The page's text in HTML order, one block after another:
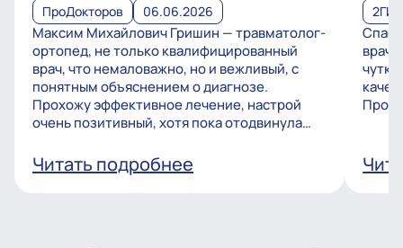
ПроДокторов 06.06.2026
Максим Михайлович Гришин — травматолог-
ортопед, не только квалифицированный
врач, что немаловажно, но и вежливый, с
понятным объяснением о диагнозе.
Прохожу эффективное лечение, настрой
очень позитивный, хотя пока отодвинула
Читать подробнее